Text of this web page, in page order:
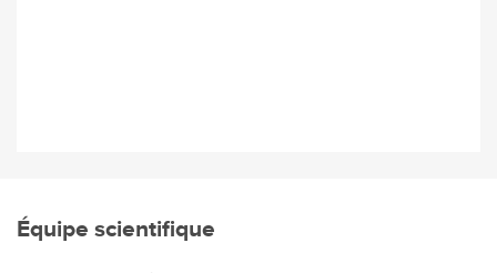
Équipe scientifique